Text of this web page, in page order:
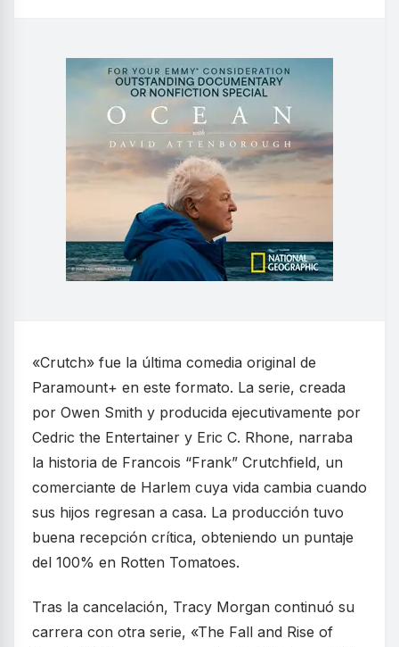
«Crutch» fue la última comedia original de
Paramount+ en este formato. La serie, creada
por Owen Smith y producida ejecutivamente por
Cedric the Entertainer y Eric C. Rhone, narraba
la historia de Francois “Frank” Crutchfield, un
comerciante de Harlem cuya vida cambia cuando
sus hijos regresan a casa. La producción tuvo
buena recepción crítica, obteniendo un puntaje
del 100% en Rotten Tomatoes.
Tras la cancelación, Tracy Morgan continuó su
carrera con otra serie, «The Fall and Rise of